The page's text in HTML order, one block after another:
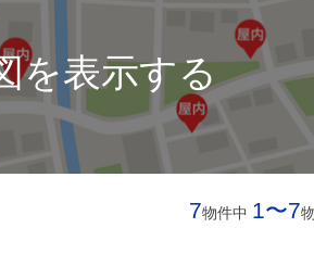
を表示する
7物件中 1〜7